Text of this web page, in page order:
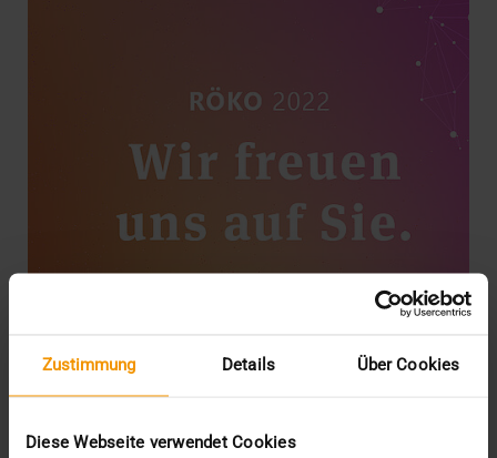
Zustimmung Details Über Cookies
Diese Webseite verwendet Cookies
Treffen Sie uns auf dem Röko